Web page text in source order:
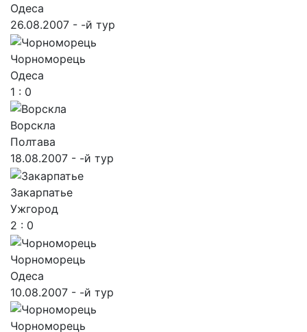
Одеса
26.08.2007 - -й тур
Чорноморець
Одеса
1 : 0
Ворскла
Полтава
18.08.2007 - -й тур
Закарпатье
Ужгород
2 : 0
Чорноморець
Одеса
10.08.2007 - -й тур
Чорноморець